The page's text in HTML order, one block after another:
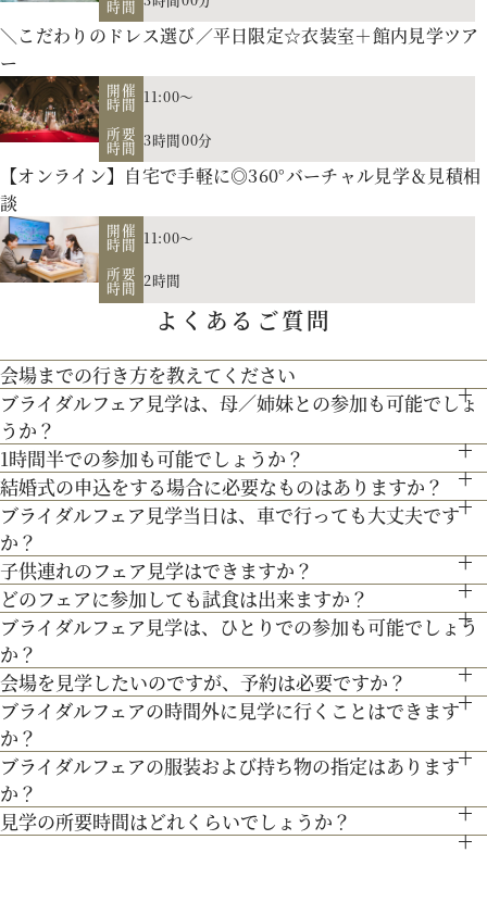
会場の説明、ご案内はもちろん、お二人の理想や希望、予算
をプロに相談しませんか。空き日程のご案内もさせていただき
【北海道フレンチ】北海道の契約生産者さん直送の食材を使
用。アーティストのライブやイベントでもケータリング実績を
持つ貴田岡シェフの試食をお楽しみください！
お二人のご招待人数や演出のご希望に合せた披露宴会場をご見
学！
リニューアルした宮の森フランセスをご紹介。
【歴史を受け継ぐ本物の教会】200年の歴史を持つ礼拝堂を南
フランスから移築。祭壇やパイプオルガン、ステンドグラスな
ども当時のまま。挙式当日の雰囲気をぜひ、体感してみて♪
３Dプロジェクションマッピングを始め、先輩カップル絶賛の
最先端のウェディング演出の数々をご紹介。ゲストと楽しむ演
出、お姫様のように注目される演出、あなたの理想にあったも
のをご提案します。
時間
＼こだわりのドレス選び／平日限定☆衣装室＋館内見学ツア
ー
開催
時間 11:00～
所要
時間 3時間00分
【オンライン】自宅で手軽に◎360°バーチャル見学＆見積相
談
開催
時間 11:00～
所要
時間 2時間
よくあるご質問
会場までの行き方を教えてください
●お車でお越しの方へ JR札幌駅から約15分 地下鉄西28丁
目から約3分
●交通機関をご利用の方へ 地下鉄東西線「西28丁目」駅下
車 2番出口より徒歩約15分となっております。
ブライダルフェア見学は、母／姉妹との参加も可能でしょ
うか？
もちろん可能です。親御様やご家族との参加も歓迎しておりま
す。
1時間半での参加も可能でしょうか？
通常、会場見学と試食で3時間程となります。時間内で必要な
ご案内にてご対応させて頂きます。
結婚式の申込をする場合に必要なものはありますか？
お内金と印鑑をお持ちいただいております。都度、プランナー
よりご案内させて頂きますのでご安心ください。
ブライダルフェア見学当日は、車で行っても大丈夫です
か？
お車でお越しいただいても大丈夫です。その際は、会場併設の
無料駐車場をご利用下さい。
子供連れのフェア見学はできますか？
もちろん可能です。授乳室等もご用意しておりますのでご安心
ください。
また、お子様連れでのご来館が不安な場合は、オンライン相談
フェアもご検討下さい。
どのフェアに参加しても試食は出来ますか？
「試食」マークのついているフェアにて、シェフ厳選料理の無
料試食を行っております。
ブライダルフェア見学は、ひとりでの参加も可能でしょう
か？
もちろん可能です。おひとり様でのご見学も歓迎しておりま
す。
会場を見学したいのですが、予約は必要ですか？
予約制ではございませんが、予約の方優先でご案内をしており
ます。
事前にご予約頂けますとご希望の日時に見学確実かと存じます
ので、ブライダルフェアページより予約、またはお電話にてお
ブライダルフェアの時間外に見学に行くことはできます
か？
ブライダルフェア開催時間帯での参加が難しい場合は、お電話
にてお気軽にご相談下さい。
ブライダルフェアの服装および持ち物の指定はあります
か？
特に指定はございません。服装は普段着でお気軽にお越しく
見学の所要時間はどれくらいでしょうか？
ご試食やお見積もり・日程のご提示を含めて３時間程お時間を